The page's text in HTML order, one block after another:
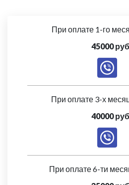
При оплате 1-го
45000
При оплате 3-х
40000
При оплате 6-ти